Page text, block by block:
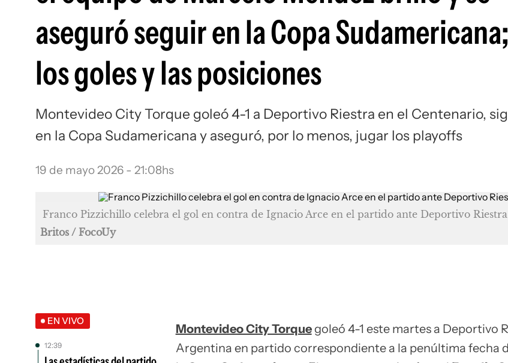
aseguró seguir en la Copa
los goles y las posiciones
Montevideo City Torque goleó 4-1 a Deportivo Riestra en el Centenario,
en la Copa Sudamericana y aseguró, por lo menos, jugar los playoffs
19 de mayo 2026 - 21:08hs
Franco Pizzichillo celebra el gol en contra de Ignacio Arce en el partido ante Deportivo Riestra
Britos / FocoUy
EN VIVO
12:39
Montevideo City Torquegoleó 4-1 este martes a Deportivo
Argentina en partido correspondiente a la penúltima fecha